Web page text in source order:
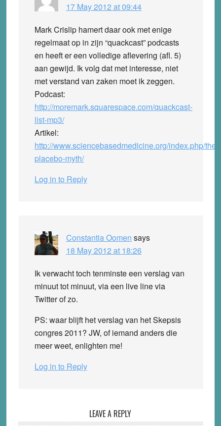
17 May 2012 at 09:44
Mark Crislip hamert daar ook met enige
regelmaat op in zijn “quackcast” podcasts
en heeft er een volledige aflevering (afl. 5)
aan gewijd. Ik volg dat met interesse, niet
met verstand van zaken moet ik zeggen.
Podcast:
http://moremark.squarespace.com/quackcast-
list-mp3/
Artikel:
http://www.sciencebasedmedicine.org/index.php/the-
placebo-myth/
Log in to Reply
Constantia Oomen says
18 May 2012 at 18:26
Ik verwacht toch tenminste een verslag van
minuut tot minuut, via een live line via
Twitter of zo.
PS: waar blijft het verslag van het Skepsis
congres 2011? JW, of iemand anders die
meer weet, enlighten me!
Log in to Reply
LEAVE A REPLY